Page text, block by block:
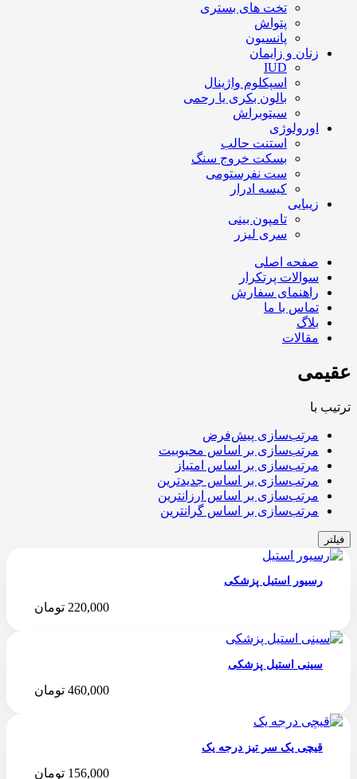
تخت های بستری
پتواش
پانسیون
زنان و زایمان
IUD
اسپکلوم واژینال
بالون بکری یا رحمی
سیتوبراش
اورولوژی
استنت حالب
بسکت خروج سنگ
ست نفرستومی
کیسه ادرار
زیبایی
تامپون بینی
سری لیزر
صفحه اصلی
سوالات پرتکرار
راهنمای سفارش
تماس با ما
بلاگ
مقالات
عقیمی
ترتیب با
مرتب‌سازی پیش‌فرض
مرتب‌سازی بر اساس محبوبیت
مرتب‌سازی بر اساس امتیاز
مرتب‌سازی بر اساس جدیدترین
مرتب‌سازی بر اساس ارزانترین
مرتب‌سازی بر اساس گرانترین
فیلتر
رسیور استیل پزشکی
220,000 تومان
سینی استیل پزشکی
460,000 تومان
قیچی یک‌ سر تیز درجه یک
156,000 تومان